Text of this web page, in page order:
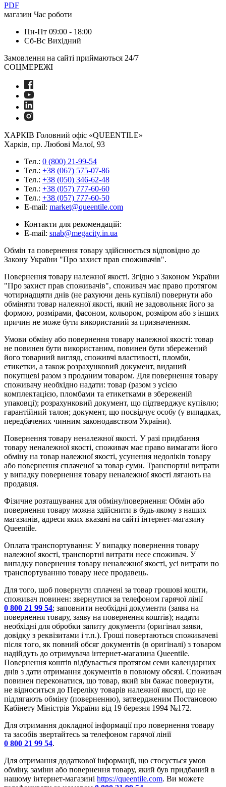
PDF
магазин Час роботи
Пн-Пт 09:00 - 18:00
Сб-Вс Вихідний
Замовлення на сайті приймаються 24/7
СОЦМЕРЕЖІ
ХАРКІВ Головний офіс «QUEENTILE»
Харків, пр. Любові Малої, 93
Тел.: 0 (800) 21-99-54
Тел.: +38 (067) 575-07-86
Тел.: +38 (050) 346-62-48
Тел.: +38 (057) 777-60-60
Тел.: +38 (057) 777-60-50
E-mail: market@queentile.com
Контакти для рекомендацій:
E-mail: snab@megacity.in.ua
Обмін та повернення товару здійснюється відповідно до
Закону України "Про захист прав споживачів".
Повернення товару належної якості. Згідно з Законом України
"Про захист прав споживачів", споживач має право протягом
чотирнадцяти днів (не рахуючи день купівлі) повернути або
обміняти товар належної якості, який не задовольняє його за
формою, розмірами, фасоном, кольором, розміром або з інших
причин не може бути використаний за призначенням.
Умови обміну або повернення товару належної якості: товар
не повинен бути використаним, повинен бути збережений
його товарний вигляд, споживчі властивості, пломби,
етикетки, а також розрахунковий документ, виданий
покупцеві разом з проданим товаром. Для повернення товару
споживачу необхідно надати: товар (разом з усією
комплектацією, пломбами та етикетками в збереженій
упаковці); розрахунковий документ, що підтверджує купівлю;
гарантійний талон; документ, що посвідчує особу (у випадках,
передбачених чинним законодавством України).
Повернення товару неналежної якості. У разі придбання
товару неналежної якості, споживач має право вимагати його
обміну на товар належної якості, усунення недоліків товару
або повернення сплаченої за товар суми. Транспортні витрати
у випадку повернення товару неналежної якості лягають на
продавця.
Фізичне розташування для обміну/повернення: Обмін або
повернення товару можна здійснити в будь-якому з наших
магазинів, адреси яких вказані на сайті інтернет-магазину
Queentile.
Оплата транспортування: У випадку повернення товару
належної якості, транспортні витрати несе споживач. У
випадку повернення товару неналежної якості, усі витрати по
транспортуванню товару несе продавець.
Для того, щоб повернути сплачені за товар грошові кошти,
споживач повинен: звернутися за телефоном гарячої лінії
0 800 21 99 54; заповнити необхідні документи (заява на
повернення товару, заяву на повернення коштів); надати
необхідні для обробки запиту документи (оригінал заяви,
довідку з реквізитами і т.п.). Гроші повертаються споживачеві
після того, як повний обсяг документів (в оригіналі) з товаром
надійдуть до отримувача інтернет-магазина Queentile.
Повернення коштів відбувається протягом семи календарних
днів з дати отримання документів в повному обсязі. Споживач
повинен переконатися, що товар, який він бажає повернути,
не відноситься до Переліку товарів належної якості, що не
підлягають обміну (поверненню), затвердженим Постановою
Кабінету Міністрів України від 19 березня 1994 №172.
Для отримання докладної інформації про повернення товару
та засобів звертайтесь за телефоном гарячої лінії
0 800 21 99 54.
Для отримання додаткової інформації, що стосується умов
обміну, заміни або повернення товару, який був придбаний в
нашому інтернет-магазині https://queentile.com. Ви можете